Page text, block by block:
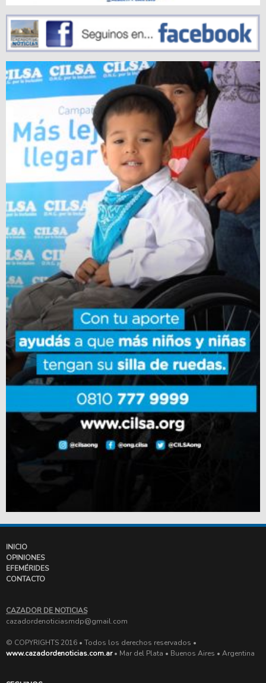
INICIO
OPINIONES
EFEMÉRIDES
CONTACTO
CAZADOR DE NOTICIAS
cazadordenoticiasmdp@gmail.com
© COPYRIGHTS 2016 • Todos los derechos reservados •
www.cazadordenoticias.com.ar• Mar del Plata • Buenos Aires • Argentina